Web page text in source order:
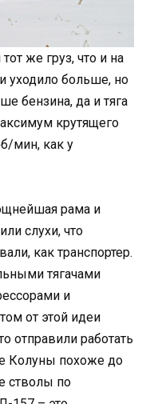
же груз, что и на
уходило больше, но
бензина, да и тяга
крутящего
мин, как у
рама и
слухи, что
как транспортер.
тягачами
и
от этой идеи
отправили работать
Колуны похоже до
стволы по